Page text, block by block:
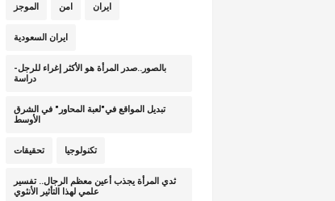
الموجز امن ايران
ايران السعودية
بالصور..صدر المرأة هو الأكثر إغراء للرجل-
دراسة
تبديل المواقع في"لعبة المحاور" في الشرق
الأوسط
تحقيقات تكنولوجيا
ثدي المرأة يجذب أعين معظم الرجال.. تفسير
علمي لهذا التأثير الأنثوي